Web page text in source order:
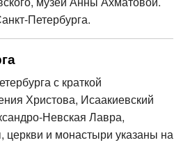
Петербурга.
с краткой
Христова, Исаакиевский
Невская Лавра,
и монастыри указаны на